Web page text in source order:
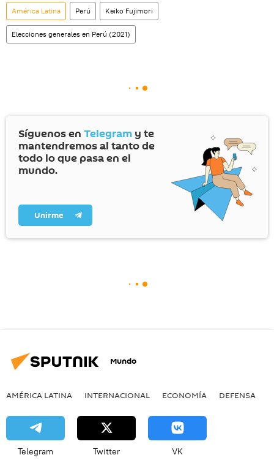
América Latina Perú Keiko Fujimori
Elecciones generales en Perú (2021)
Síguenos en Telegram y te
mantendremos al tanto de
todo lo que pasa en el
mundo.
Unirme
Mundo
AMÉRICA LATINA INTERNACIONAL ECONOMÍA DEFENSA
Telegram Twitter VK